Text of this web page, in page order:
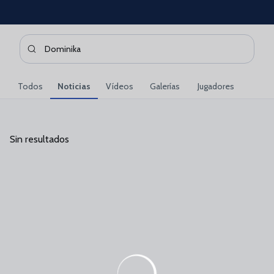
Skip to main content
Introduce tu búsqueda, espera unos instantes y te
Todos Noticias Vídeos Galerías Jugadores
Sin resultados